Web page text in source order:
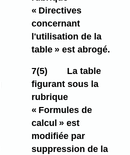
« Directives
concernant
l'utilisation de la
table » est abrogé.
7(5)
La table
figurant sous la
rubrique
« Formules de
calcul » est
modifiée par
suppression de la